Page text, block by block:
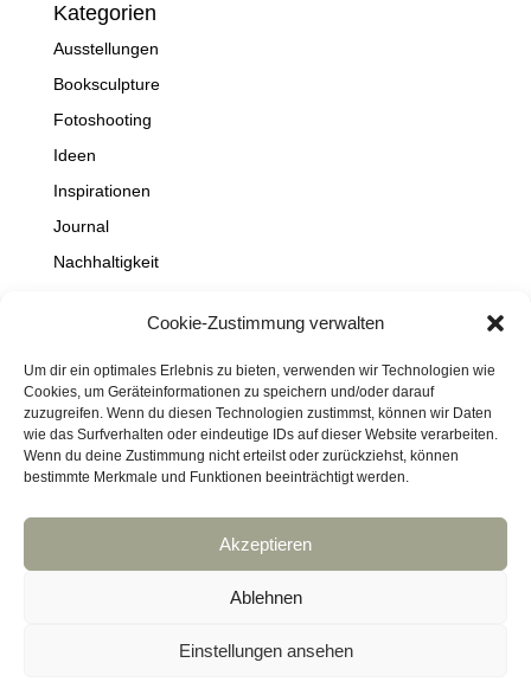
Cookie-Zustimmung verwalten
Um dir ein optimales Erlebnis zu bieten, verwenden wir Technologien wie
Cookies, um Geräteinformationen zu speichern und/oder darauf
zuzugreifen. Wenn du diesen Technologien zustimmst, können wir Daten
wie das Surfverhalten oder eindeutige IDs auf dieser Website verarbeiten.
Wenn du deine Zustimmung nicht erteilst oder zurückziehst, können
bestimmte Merkmale und Funktionen beeinträchtigt werden.
Akzeptieren
Ablehnen
Einstellungen ansehen
Kategorien
Ausstellungen
Booksculpture
Fotoshooting
Ideen
Inspirationen
Journal
Nachhaltigkeit
Projekte
Schaufenster
Travel
Datenschutz
Haftungsausschluss